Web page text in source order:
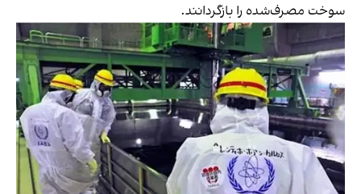
سوخت مصرف‌شده را بازگردانند.